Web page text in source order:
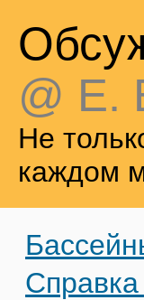
@ Е.
Не
каждом